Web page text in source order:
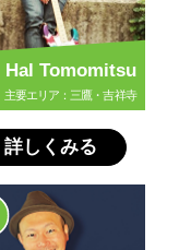
Hal Tomomitsu
主要エリア：三鷹・吉祥寺
詳しくみる